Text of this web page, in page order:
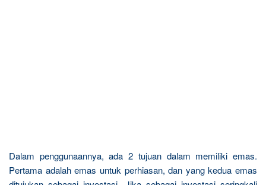
Dalam penggunaannya, ada 2 tujuan dalam memiliki emas.
Pertama adalah emas untuk perhiasan, dan yang kedua emas